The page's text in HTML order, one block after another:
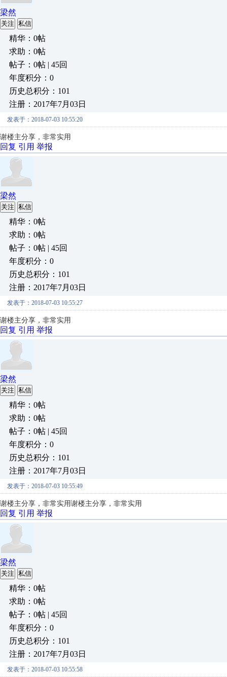
梁然
关注 私信
精华：0帖
求助：0帖
帖子：0帖 | 45回
年度积分：0
历史总积分：101
注册：2017年7月03日
发表于：2018-07-03 10:55:20
谢楼主分享，非常实用
回复 引用 举报
梁然
关注 私信
精华：0帖
求助：0帖
帖子：0帖 | 45回
年度积分：0
历史总积分：101
注册：2017年7月03日
发表于：2018-07-03 10:55:27
谢楼主分享，非常实用
回复 引用 举报
梁然
关注 私信
精华：0帖
求助：0帖
帖子：0帖 | 45回
年度积分：0
历史总积分：101
注册：2017年7月03日
发表于：2018-07-03 10:55:49
谢楼主分享，非常实用谢楼主分享，非常实用
回复 引用 举报
梁然
关注 私信
精华：0帖
求助：0帖
帖子：0帖 | 45回
年度积分：0
历史总积分：101
注册：2017年7月03日
发表于：2018-07-03 10:55:58